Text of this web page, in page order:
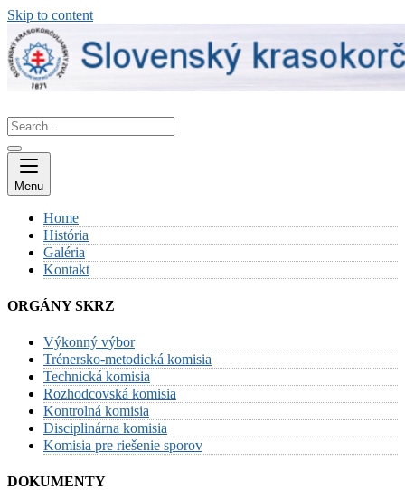
Skip to content
Menu
Home
História
Galéria
Kontakt
ORGÁNY SKRZ
Výkonný výbor
Trénersko-metodická komisia
Technická komisia
Rozhodcovská komisia
Kontrolná komisia
Disciplinárna komisia
Komisia pre riešenie sporov
DOKUMENTY